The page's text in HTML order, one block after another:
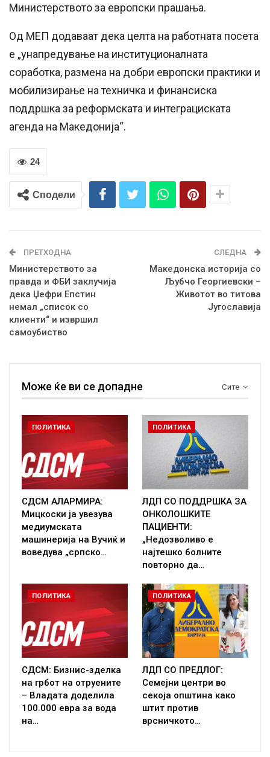
Министерството за европски прашања.
Од МЕП додаваат дека целта на работната посета
е „унапредување на институционалната
соработка, размена на добри европски практики и
мобилизирање на техничка и финансиска
поддршка за реформската и интеграциската
агенда на Македонија“.
24
Сподели
ПРЕТХОДНА
Министерството за
правда и ФБИ заклучија
дека Џефри Епстин
немал „список со
клиенти“ и извршил
самоубиство
СЛЕДНА
Македонска историја со
Љубчо Георгиевски –
Животот во титова
Југославија
Сите
Може ќе ви се допадне
ПОЛИТИКА
СДСМ АЛАРМИРА:
Мицкоски ја увезува
медиумската
машинерија на Вучиќ и
воведува „српско…
ПОЛИТИКА
ЛДП СО ПОДДРШКА ЗА
ОНКОЛОШКИТЕ
ПАЦИЕНТИ:
„Недозволиво е
најтешко болните
повторно да…
ПОЛИТИКА
СДСМ: Бизнис-зделка
на грбот на отруените
– Владата доделила
100.000 евра за вода
на…
ПОЛИТИКА
ЛДП СО ПРЕДЛОГ:
Семејни центри во
секоја општина како
штит против
врсничкото…